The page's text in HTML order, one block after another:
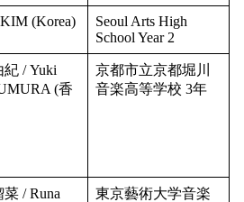
(Korea)
Seoul Arts High
School Year 2
/ Yuki
(香
京都市立京都堀川
音楽高等学校 3年
/ Runa
東京藝術大学音楽